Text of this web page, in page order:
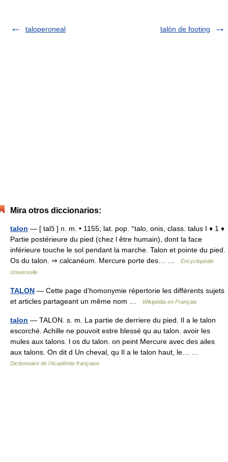
taloperoneal talón de footing
Mira otros diccionarios:
talon — [ talɔ̃ ] n. m. • 1155; lat. pop. °talo, onis, class. talus I ♦ 1 ♦
Partie postérieure du pied (chez l être humain), dont la face
inférieure touche le sol pendant la marche. Talon et pointe du pied.
Os du talon. ⇒ calcanéum. Mercure porte des… …
Encyclopédie
Universelle
TALON — Cette page d’homonymie répertorie les différents sujets
et articles partageant un même nom …
Wikipédia en Français
talon — TALON. s. m. La partie de derriere du pied. Il a le talon
escorché. Achille ne pouvoit estre blessé qu au talon. avoir les
mules aux talons. l os du talon. on peint Mercure avec des ailes
aux talons. On dit d Un cheval, qu Il a le talon haut, le… …
Dictionnaire de l'Académie française